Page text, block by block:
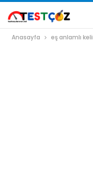
Anasayfa eş anlamlı